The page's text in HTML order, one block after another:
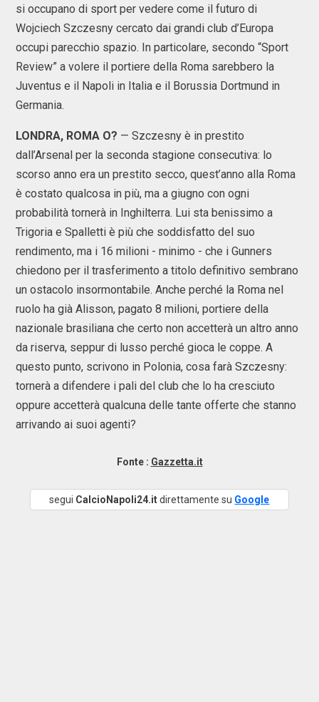
si occupano di sport per vedere come il futuro di
Wojciech Szczesny cercato dai grandi club d’Europa
occupi parecchio spazio. In particolare, secondo “Sport
Review” a volere il portiere della Roma sarebbero la
Juventus e il Napoli in Italia e il Borussia Dortmund in
Germania.
LONDRA, ROMA O? — Szczesny è in prestito
dall’Arsenal per la seconda stagione consecutiva: lo
scorso anno era un prestito secco, quest’anno alla Roma
è costato qualcosa in più, ma a giugno con ogni
probabilità tornerà in Inghilterra. Lui sta benissimo a
Trigoria e Spalletti è più che soddisfatto del suo
rendimento, ma i 16 milioni - minimo - che i Gunners
chiedono per il trasferimento a titolo definitivo sembrano
un ostacolo insormontabile. Anche perché la Roma nel
ruolo ha già Alisson, pagato 8 milioni, portiere della
nazionale brasiliana che certo non accetterà un altro anno
da riserva, seppur di lusso perché gioca le coppe. A
questo punto, scrivono in Polonia, cosa farà Szczesny:
tornerà a difendere i pali del club che lo ha cresciuto
oppure accetterà qualcuna delle tante offerte che stanno
arrivando ai suoi agenti?
Fonte : Gazzetta.it
segui CalcioNapoli24.itdirettamente su Google